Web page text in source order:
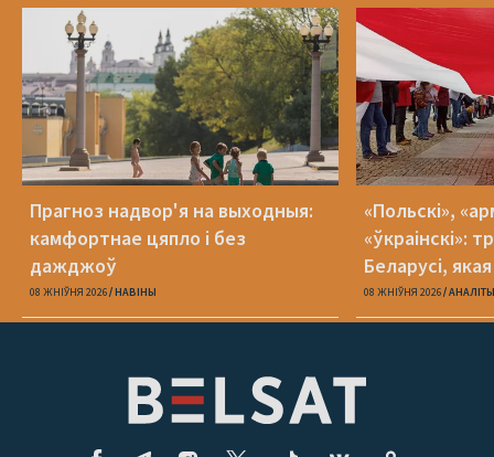
Прагноз надвор'я на выходныя:
камфортнае цяпло і без
дажджоў
08 ЖНІЎНЯ 2026 НАВІНЫ
«Польскі»,
«ўкраінскі»:
Беларусі,
08 ЖНІЎНЯ 2026